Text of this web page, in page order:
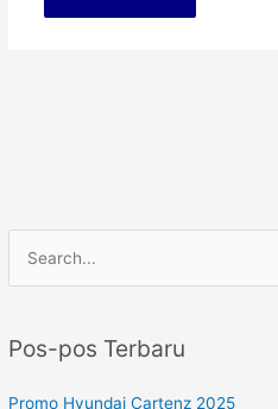
iPos-pos Terbaru
Promo Hyundai Cartenz 2025